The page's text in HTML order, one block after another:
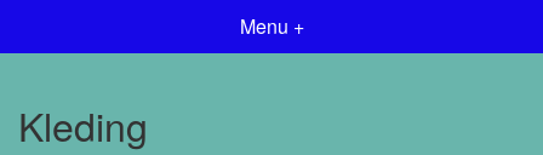
Menu +
Kleding